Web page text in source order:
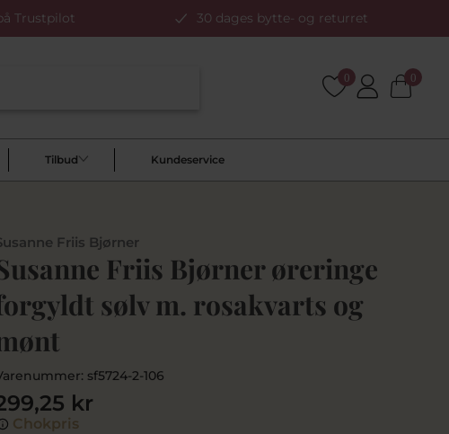
Trustpilot 30 dages bytte- og returret
0 0
Tilbud Kundeservice
Friis Bjørner
Friis Bjørner øreringe
sølv m. rosakvarts og
sf5724-2-106
kr
Chokpris